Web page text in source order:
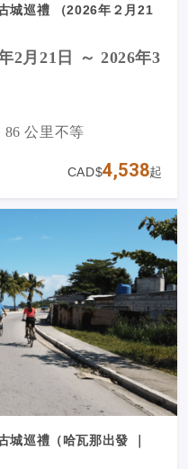
城巡禮 （2026年２月21
2月21日 ～ 2026年3
86 公里不等
部分路段會穿越市區，
Bike）
最適合本行
旅客可安心騎乘，輕鬆
、風景與文化的單
歷史，真正讓人彷彿
代」與糖業繁榮盛衰
區
，更深刻反映了這片
期殖民者為了逃避海盜
在這裡，糖業、菸草與
興衰的命運輪迴；同
要人物，包括現任總
體驗
事
、肥沃農地與金色海
CAD$4,538起
城巡禮（哈瓦那出發 ｜